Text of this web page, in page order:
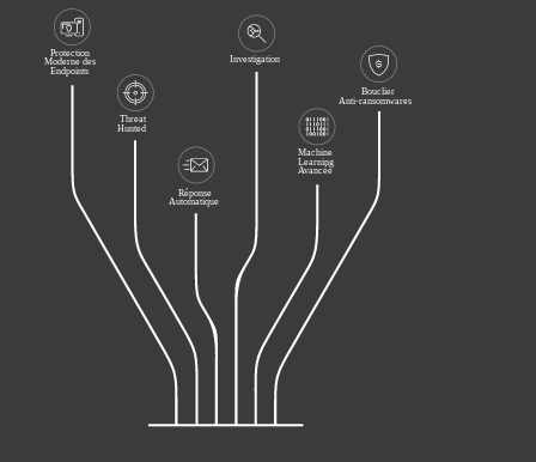
Réponse
Automatique
Investigation
Machine
Learning
Avancée
Bouclier
Anti-ransomwares
Threat
Hunted
Protection
Moderne des
Endpoints